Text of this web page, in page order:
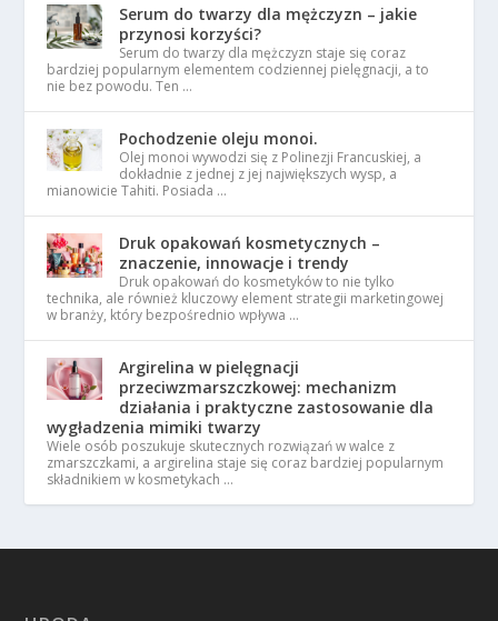
Serum do twarzy dla mężczyzn – jakie
przynosi korzyści?
Serum do twarzy dla mężczyzn staje się coraz
bardziej popularnym elementem codziennej pielęgnacji, a to
nie bez powodu. Ten …
Pochodzenie oleju monoi.
Olej monoi wywodzi się z Polinezji Francuskiej, a
dokładnie z jednej z jej największych wysp, a
mianowicie Tahiti. Posiada …
Druk opakowań kosmetycznych –
znaczenie, innowacje i trendy
Druk opakowań do kosmetyków to nie tylko
technika, ale również kluczowy element strategii marketingowej
w branży, który bezpośrednio wpływa …
Argirelina w pielęgnacji
przeciwzmarszczkowej: mechanizm
działania i praktyczne zastosowanie dla
wygładzenia mimiki twarzy
Wiele osób poszukuje skutecznych rozwiązań w walce z
zmarszczkami, a argirelina staje się coraz bardziej popularnym
składnikiem w kosmetykach …